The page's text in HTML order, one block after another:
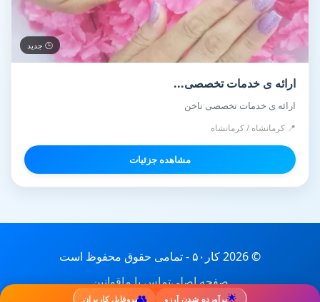
🌟برآورده شدن آرزو 👥پروفایل کاربران
🕒 جدید
ارائه ی خدمات تخصصی...
ارائه ی خدمات تخصصی ناخن
📍 کرمانشاه / کرمانشاه
مشاهده جزئیات
© 2026 کار۵۰ - تمامی حقوق محفوظ است
صفحه اصلیتماس با ماقوانین